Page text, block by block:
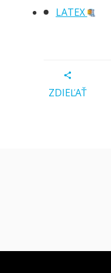
LATEX
ZDIEĽAŤ